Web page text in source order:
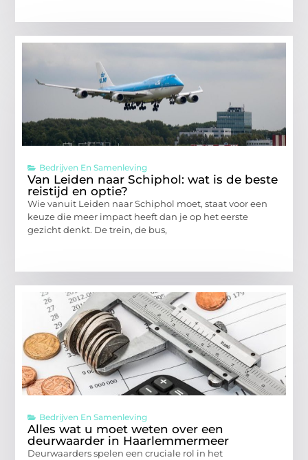
Bedrijven En Samenleving
Van Leiden naar Schiphol: wat is de beste
reistijd en optie?
Wie vanuit Leiden naar Schiphol moet, staat voor een
keuze die meer impact heeft dan je op het eerste
gezicht denkt. De trein, de bus,
Bedrijven En Samenleving
Alles wat u moet weten over een
deurwaarder in Haarlemmermeer
Deurwaarders spelen een cruciale rol in het